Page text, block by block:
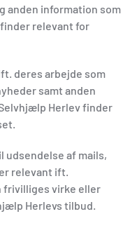
anden information som
relevant for
deres arbejde som
samt anden
Herlev finder
udsendelse af mails,
relevant ift.
frivilliges virke eller
Herlevs tilbud.